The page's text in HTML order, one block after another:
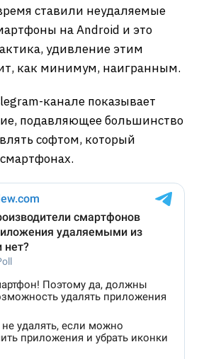
ставили неудаляемые
на Android и это
удивление этим
как минимум, наигранным.
канале показывает
подавляющее большинство
софтом, который